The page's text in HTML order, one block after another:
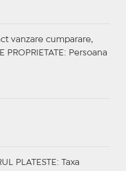
vanzare cumparare,
PROPRIETATE : Persoana
PLATESTE : Taxa